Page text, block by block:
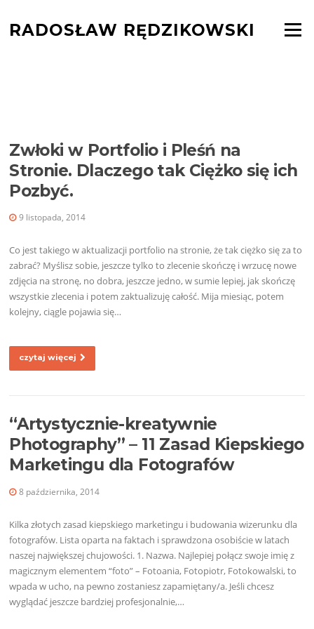
treściRADOSŁAW RĘDZIKOWSKI Menu
Zwłoki w Portfolio i Pleśń na
Stronie. Dlaczego tak Ciężko się ich
Pozbyć.
9 listopada, 2014
Co jest takiego w aktualizacji portfolio na stronie, że tak ciężko się za to
zabrać? Myślisz sobie, jeszcze tylko to zlecenie skończę i wrzucę nowe
zdjęcia na stronę, no dobra, jeszcze jedno, w sumie lepiej, jak skończę
wszystkie zlecenia i potem zaktualizuję całość. Mija miesiąc, potem
kolejny, ciągle pojawia się…
czytaj więcej
“Artystycznie-kreatywnie
Photography” – 11 Zasad Kiepskiego
Marketingu dla Fotografów
8 października, 2014
Kilka złotych zasad kiepskiego marketingu i budowania wizerunku dla
fotografów. Lista oparta na faktach i sprawdzona osobiście w latach
naszej największej chujowości. 1. Nazwa. Najlepiej połącz swoje imię z
magicznym elementem “foto” – Fotoania, Fotopiotr, Fotokowalski, to
wpada w ucho, na pewno zostaniesz zapamiętany/a. Jeśli chcesz
wyglądać jeszcze bardziej profesjonalnie,…